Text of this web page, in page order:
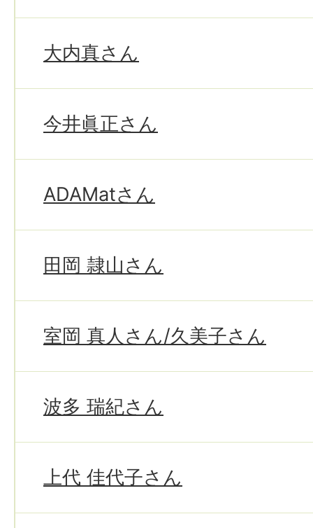
大内真さん
今井眞正さん
ADAMatさん
田岡 隷山さん
室岡 真人さん/久美子さん
波多 瑞紀さん
上代 佳代子さん